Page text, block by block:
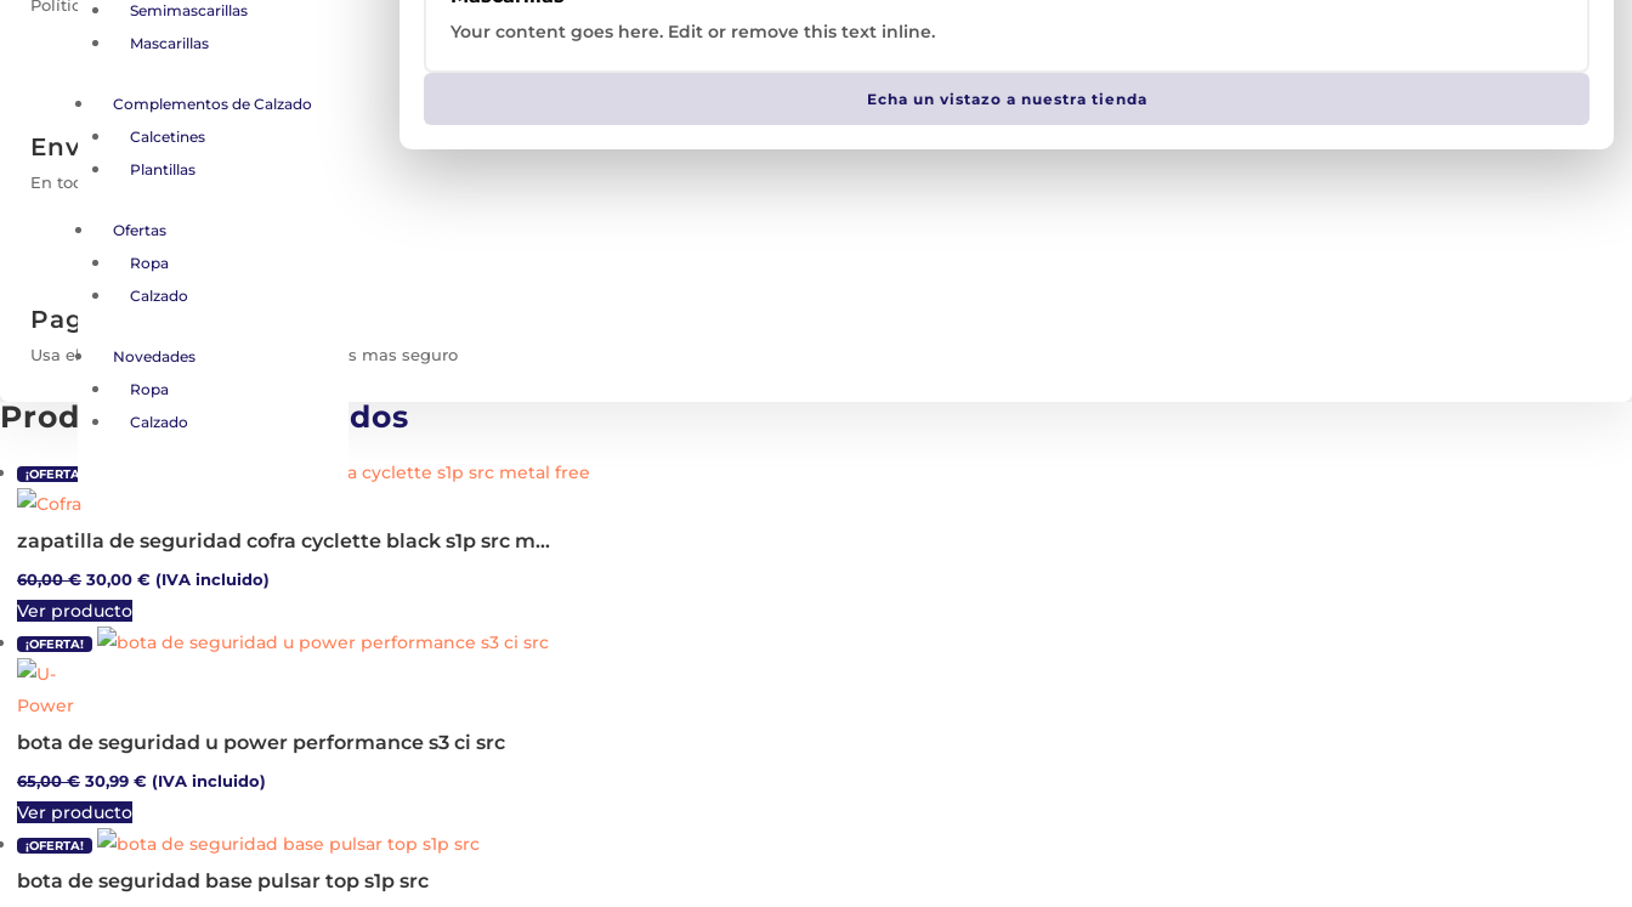
Semimascarillas
Mascarillas
Complementos de Calzado
Calcetines
Plantillas
Ofertas
Ropa
Calzado
Novedades
Ropa
Calzado
Your content goes here. Edit or remove this text inline.
Echa un vistazo a nuestra tienda
Política de reembolso de 30 días
Envío gratis
En todos los pedidos superiores a 120€
Pago seguro
Usa el método de pago con el que estés mas seguro
ProductosRelacionados
¡OFERTA!
zapatilla de seguridad cofra cyclette black s1p src metal free
60,00€ El
precio
original
30,00 €El
actual
(IVA incluido)
Ver productoEste
producto
variantes.
opciones
elegir
¡OFERTA!
bota de seguridad u power performance s3 ci src
65,00€ El
precio
original
era:
30,99 €El
actual
es:
(IVA incluido)
Ver productoEste
producto
tiene
¡OFERTA!
bota de seguridad base pulsar top s1p src